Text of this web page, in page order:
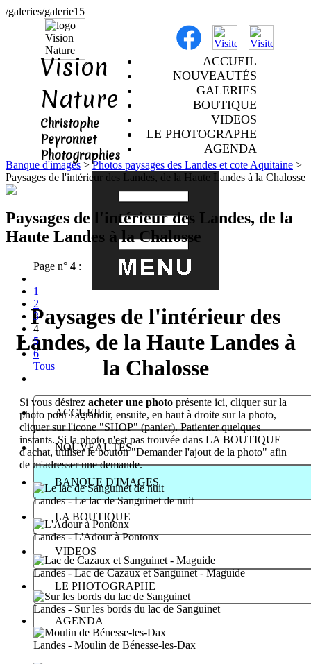
/galeries/galerie15
Vision
Nature
Christophe
Peyronnet
Photographies
ACCUEIL
NOUVEAUTÉS
GALERIES
BOUTIQUE
VIDEOS
LE PHOTOGRAPHE
AGENDA
Paysages de l'intérieur des
Landes, de la Haute Landes à
la Chalosse
ACCUEIL
NOUVEAUTÉS
BANQUE D'IMAGES
LA BOUTIQUE
VIDEOS
LE PHOTOGRAPHE
AGENDA
Banque d'images >Photos paysages des Landes et cote Aquitaine >
Paysages de l'intérieur des Landes, de la Haute Landes à la Chalosse
Paysages de l'intérieur des Landes, de la
Haute Landes à la Chalosse
Page n° 4 :
1
2
3
4
5
6
Tous
Si vous désirez acheter une photo présente ici, cliquer sur la
photo pour l'agrandir, ensuite, en haut à droite sur la photo,
cliquer sur l'icone "SHOP" (panier). Patienter quelques
instants. Si la photo n'est pas trouvée dans LA BOUTIQUE
d'achat, utiliser le bouton "Demander l'ajout de la photo" afin
de m'adresser une demande.
Landes - Le lac de Sanguinet de nuit
Landes - L'Adour à Pontonx
Landes - Lac de Cazaux et Sanguinet - Maguide
Landes - Sur les bords du lac de Sanguinet
Landes - Moulin de Bénesse-les-Dax